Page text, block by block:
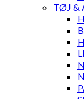
TØJ &